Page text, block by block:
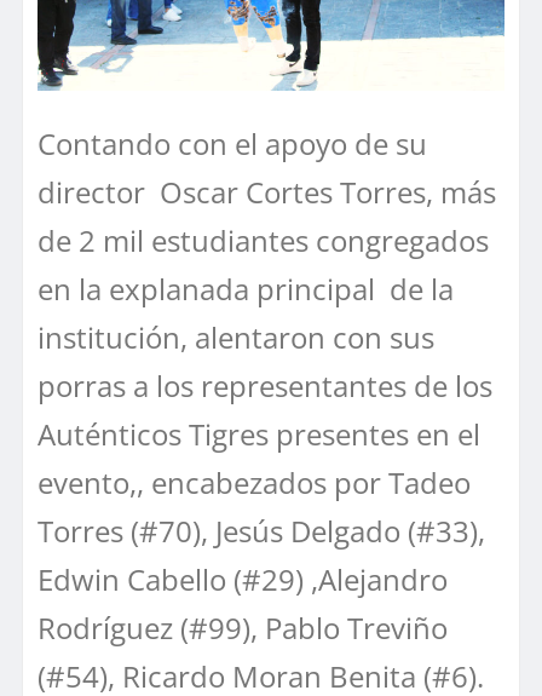
Contando con el apoyo de su
director Oscar Cortes Torres, más
de 2 mil estudiantes congregados
en la explanada principal de la
institución, alentaron con sus
porras a los representantes de los
Auténticos Tigres presentes en el
evento,, encabezados por Tadeo
Torres (#70), Jesús Delgado (#33),
Edwin Cabello (#29) ,Alejandro
Rodríguez (#99), Pablo Treviño
(#54), Ricardo Moran Benita (#6).